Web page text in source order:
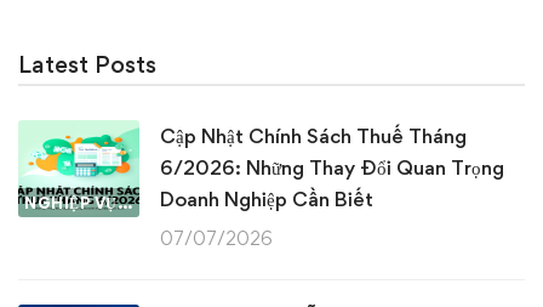
Latest Posts
NGHIỆP VỤ KẾ TOÁN & THUẾ
Cập Nhật Chính Sách Thuế Tháng
6/2026: Những Thay Đổi Quan Trọng
Doanh Nghiệp Cần Biết
07/07/2026